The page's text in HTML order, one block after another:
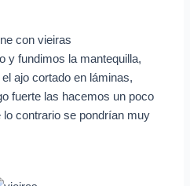
y fundimos la mantequilla,
ajo cortado en láminas,
fuerte las hacemos un poco
contrario se pondrían muy